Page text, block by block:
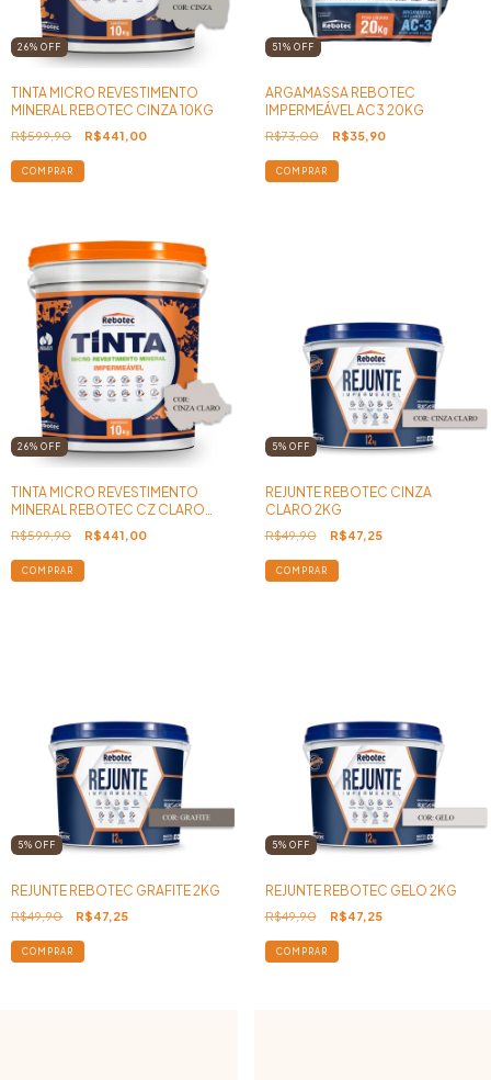
26% OFF
TINTA MICRO REVESTIMENTO
MINERAL REBOTEC CINZA 10KG
R$599,90 R$441,00
51 % OFF
ARGAMASSA REBOTEC
IMPERMEÁVEL AC3 20KG
R$73,00 R$35,90
26% OFF
TINTA MICRO REVESTIMENTO
MINERAL REBOTEC CZ CLARO
10KG
R$599,90 R$441,00
5% OFF
REJUNTE REBOTEC CINZA
CLARO 2KG
R$49,90 R$47,25
5% OFF
REJUNTE REBOTEC GRAFITE 2KG
R$49,90 R$47,25
5% OFF
REJUNTE REBOTEC GELO 2KG
R$49,90 R$47,25